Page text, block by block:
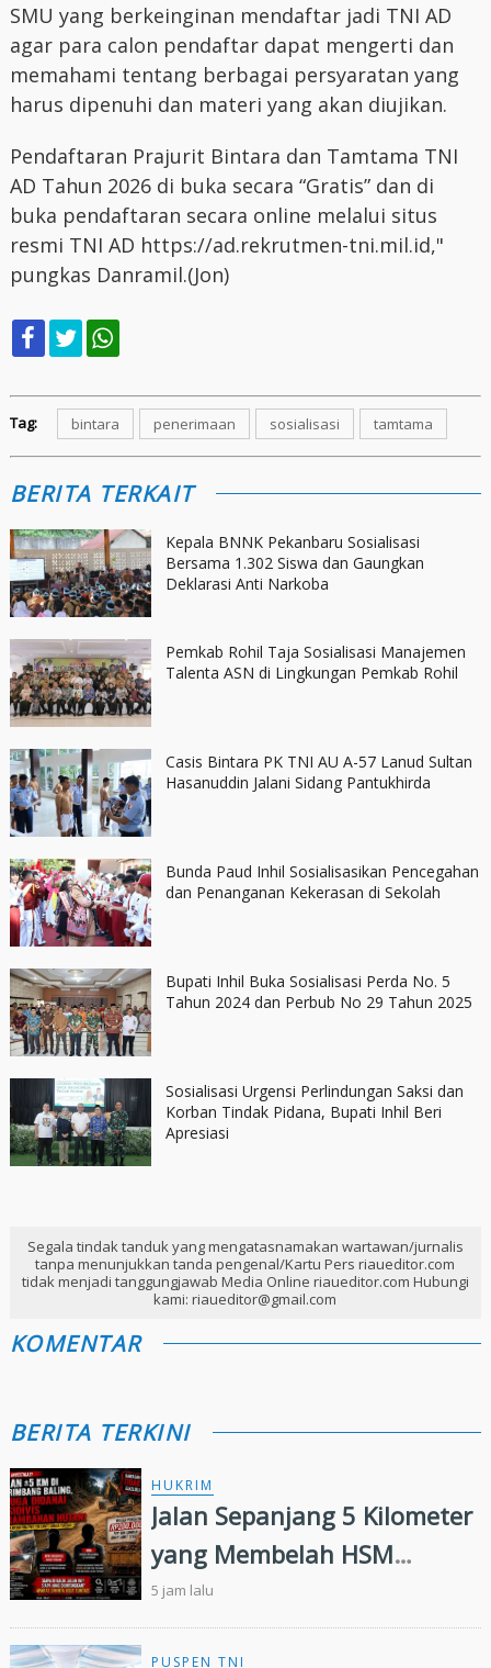
SMU yang berkeinginan mendaftar jadi TNI AD
agar para calon pendaftar dapat mengerti dan
memahami tentang berbagai persyaratan yang
harus dipenuhi dan materi yang akan diujikan.
Pendaftaran Prajurit Bintara dan Tamtama TNI
AD Tahun 2026 di buka secara “Gratis” dan di
buka pendaftaran secara online melalui situs
resmi TNI AD https://ad.rekrutmen-tni.mil.id,"
pungkas Danramil.(Jon)
Tag: bintara penerimaan sosialisasi tamtama
BERITA TERKAIT
Kepala BNNK Pekanbaru Sosialisasi
Bersama 1.302 Siswa dan Gaungkan
Deklarasi Anti Narkoba
Pemkab Rohil Taja Sosialisasi Manajemen
Talenta ASN di Lingkungan Pemkab Rohil
Casis Bintara PK TNI AU A-57 Lanud Sultan
Hasanuddin Jalani Sidang Pantukhirda
Bunda Paud Inhil Sosialisasikan Pencegahan
dan Penanganan Kekerasan di Sekolah
Bupati Inhil Buka Sosialisasi Perda No. 5
Tahun 2024 dan Perbub No 29 Tahun 2025
Sosialisasi Urgensi Perlindungan Saksi dan
Korban Tindak Pidana, Bupati Inhil Beri
Apresiasi
Segala tindak tanduk yang mengatasnamakan wartawan/jurnalis
tanpa menunjukkan tanda pengenal/Kartu Pers riaueditor.com
tidak menjadi tanggungjawab Media Online riaueditor.com Hubungi
kami: riaueditor@gmail.com
KOMENTAR
BERITA TERKINI
HUKRIM
Jalan Sepanjang 5 Kilometer
yang Membelah HSM
Rimbang Baling Diduga
Didanai Residivis
5 jam lalu
PUSPEN TNI